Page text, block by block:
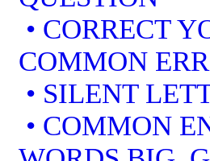
• CORRECT
COMMON
• SILENT
• COMMON